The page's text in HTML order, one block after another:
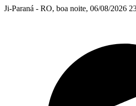
Ji-Paraná - RO, boa noite, 06/08/2026